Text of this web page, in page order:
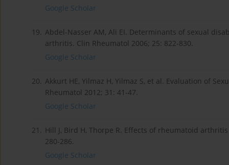
Google Scholar
19. Abdel-Nasser AM, Ali EI. Determinants of sexual
arthritis. Clin Rheumatol 2006; 25: 822-830.
Google Scholar
20. Akkurt HE, Yilmaz H, Yilmaz S, et al. Evaluation of
Rheumatol 2012; 31: 41-47.
Google Scholar
21. Hill J, Bird H, Thorpe R. Effects of rheumatoid
280-286.
Google Scholar